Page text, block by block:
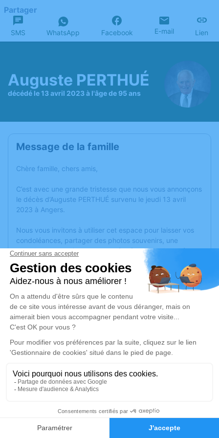
Faire-part Hommages
Partager
SMS WhatsApp Facebook E-mail Lien
Auguste PERTHUÉ
décédé le 13 avril 2023 à l'âge de 95 ans
Message de la famille
Chère famille, chers amis,
C’est avec une grande tristesse que nous vous annonçons
le décès d’Auguste PERTHUÉ survenu le jeudi 13 avril
2023 à Angers.
Nous vous invitons à utiliser cet espace pour laisser vos
condoléances, partager des photos souvenirs, une
anecdote ou exprimer vos pensées à travers des poèmes
ou des textes. Cet endroit est un lieu d'expression dédié à
honorer la mémoire d’Auguste PERTHUÉ.
Un service de plantation d’arbre hommage estdisponible
mercredi 19 avril 2023 à 15h00
Église de Chemiré-sur-Sarthe
49640 Chemiré-sur-Sarthe
Je rends hommage